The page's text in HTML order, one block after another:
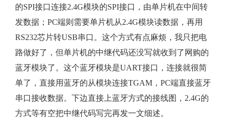
的SPI接口连接2.4G模块的SPI接口，由单片机在中间转
发数据；PC端则需要单片机从2.4G模块读数据，再用
RS232芯片转USB串口。这个方式有点麻烦，我只把电
路做好了，但单片机的中继代码还没写就收到了网购的
蓝牙模块了。这个蓝牙模块是UART接口，连接就很简
单了，直接用蓝牙的从模块连接TGAM，PC端直接蓝牙
串口接收数据。下边直接上蓝牙方式的接线图，2.4G的
方式等有空把中继代码写完再发一文细述。